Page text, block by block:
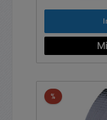
%Rabatt